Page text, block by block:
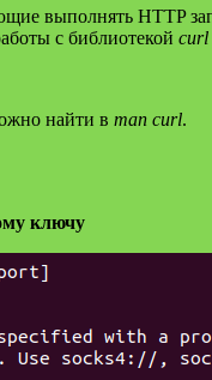
выполнять HTTP
с библиотекой curl
найти в man curl.
ключу